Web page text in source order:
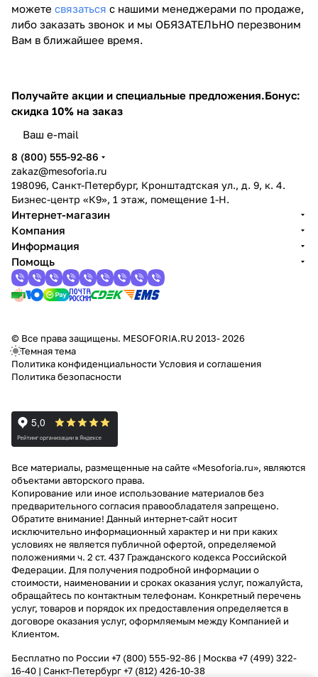
можете связаться с нашими менеджерами по продаже,
либо заказать звонок и мы ОБЯЗАТЕЛЬНО перезвоним
Вам в ближайшее время.
Получайте акции и специальные предложения.Бонус:
скидка 10% на заказ
8 (800) 555-92-86
zakaz@mesoforia.ru
198096, Санкт-Петербург, Кронштадтская ул., д. 9, к. 4.
Бизнес-центр «К9», 1 этаж, помещение 1-Н.
Интернет-магазин
Компания
Информация
Помощь
© Все права защищены. MESOFORIA.RU 2013- 2026
Темная тема
Политика конфиденциальности Условия и соглашения
Политика безопасности
Все материалы, размещенные на сайте «Mesoforia.ru», являются
объектами авторского права.
Копирование или иное использование материалов без
предварительного согласия правообладателя запрещено.
Обратите внимание! Данный интернет-сайт носит
исключительно информационный характер и ни при каких
условиях не является публичной офертой, определяемой
положениями ч. 2 ст. 437 Гражданского кодекса Российской
Федерации. Для получения подробной информации о
стоимости, наименовании и сроках оказания услуг, пожалуйста,
обращайтесь по контактным телефонам. Конкретный перечень
услуг, товаров и порядок их предоставления определяется в
договоре оказания услуг, оформляемым между Компанией и
Клиентом.
Бесплатно по России +7 (800) 555-92-86 | Москва+7 (499) 322-
16-40 | Санкт-Петербург+7 (812) 426-10-38